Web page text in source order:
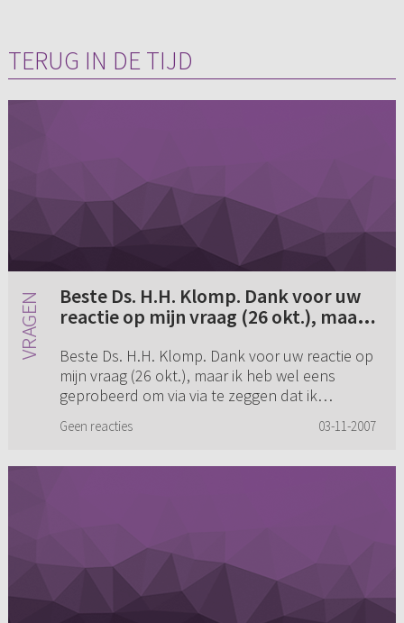
TERUG IN DE TIJD
Beste Ds. H.H. Klomp. Dank voor uw
reactie op mijn vraag (26 okt.), maar
via te zeggen dat ik helemaal niet op
deze ouderling verliefd was. (...)
Heeft u misschien nog een andere
oplossing?
Beste Ds. H.H. Klomp. Dank voor uw reactie op
mijn vraag (26 okt.), maar ik heb wel eens
geprobeerd om via via te zeggen dat ik
Daarop reageerde hij niet....
Geen reacties 03-11-2007